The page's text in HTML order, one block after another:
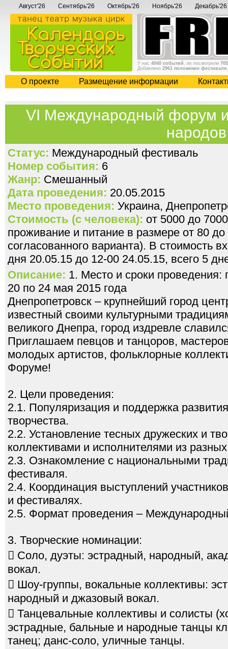
Август'26 Сентябрь'26 Октябрь'26 Ноябрь'26 Декабрь'26
У нас 4040 событий , их посмотрели
Добавлено 2961 положение фестиваля
О проекте Размещение информации
VI Международный форум
народов
Статус: Международный фестиваль
Номер события: 6
Жанр: Смешанный
Дата проведения: 20.05.2015
Место проведения: Украина,
Стоимость (с человека): от 5000 до
проживание и питание в размере от 80
согласованного варианта). В стоимость
дня 20.05.15 до 12-00 24.05.15, всего 5
Описание: 1. Место и сроки проведения:
20 по 24 мая 2015 года
Днепропетровск – крупнейший город
известный своими культурными
великого Днепра, город издревле
Приглашаем певцов и танцоров,
молодых артистов, фольклорные
Форуме!
2. Цели проведения:
2.1. Популяризация и поддержка
творчества.
2.2. Установление тесных дружеских и
коллективами и исполнителями из
2.3. Ознакомление с национальными
фестиваля.
2.4. Координация выступлений
и фестивалях.
2.5. Формат проведения –
3. Творческие номинации:
 Соло, дуэты: эстрадный, народный,
вокал.
 Шоу-группы, вокальные коллективы:
народный и джазовый вокал.
 Танцевальные коллективы и солисты
эстрадные, бальные и народные танцы
танец; данс-соло, уличные танцы.